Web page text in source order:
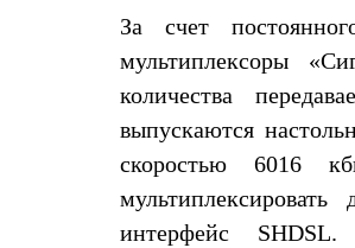
За счет
мультиплексоры
количества
выпускаются
скоростью 6016
интерфейс